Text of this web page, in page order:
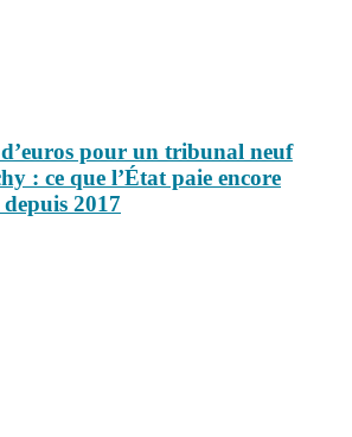
pour un tribunal neuf
: ce que l’État paie encore
2017